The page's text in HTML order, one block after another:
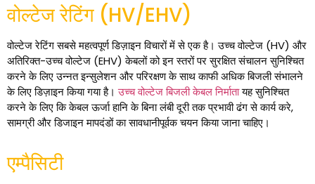
वोल्टेज रेटिंग (HV/EHV)
वोल्टेज रेटिंग सबसे महत्वपूर्ण डिज़ाइन विचारों में से एक है। उच्च वोल्टेज (HV) और
अतिरिक्त-उच्च वोल्टेज (EHV) केबलों को इन स्तरों पर सुरक्षित संचालन सुनिश्चित
करने के लिए उन्नत इन्सुलेशन और परिरक्षण के साथ काफी अधिक बिजली संभालने
के लिए डिज़ाइन किया गया है।उच्च वोल्टेज बिजली केबल निर्मातायह सुनिश्चित
करने के लिए कि केबल ऊर्जा हानि के बिना लंबी दूरी तक प्रभावी ढंग से कार्य करे,
सामग्री और डिजाइन मापदंडों का सावधानीपूर्वक चयन किया जाना चाहिए।
एम्पैसिटी